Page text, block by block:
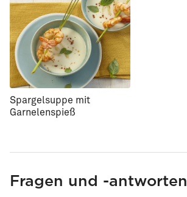
Spargelsuppe mit
Garnelenspieß
Fragen und -antworten